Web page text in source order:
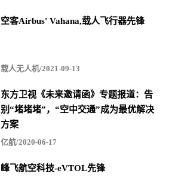
空客Airbus' Vahana,载人飞行器先锋
载人无人机/2021-09-13
东方卫视《未来邀请函》专题报道：告
别“堵堵堵”，“空中交通”成为最优解决
方案
亿航/2020-06-17
峰飞航空科技-eVTOL先锋